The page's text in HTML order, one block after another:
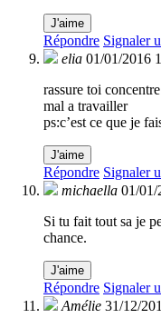
J'aime
Répondre Signaler
elia 01/01/2016
rassure toi
mal a travailler
ps:c’est ce que je
J'aime
Répondre Signaler
michaella 01/01/
Si tu fait tout sa je
chance.
J'aime
Répondre Signaler
Amélie 31/12/